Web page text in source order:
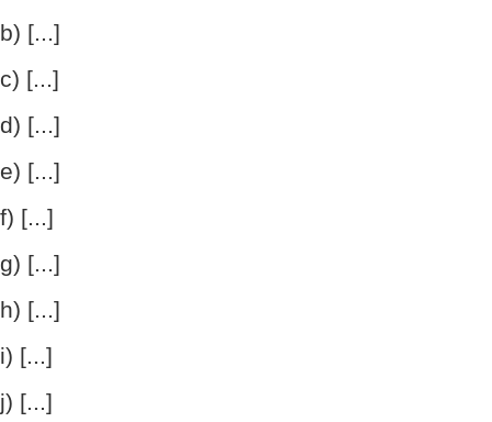
b) [...]
c) [...]
d) [...]
e) [...]
f) [...]
g) [...]
h) [...]
i) [...]
j) [...]